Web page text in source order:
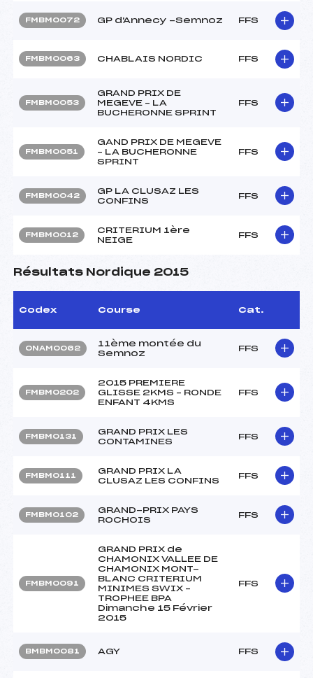
FMBM0072 GP d'Annecy -Semnoz FFS
FMBM0063 CHABLAIS NORDIC FFS
FMBM0053
GRAND PRIX DE
MEGEVE – LA
BUCHERONNE SPRINT
FFS
FMBM0051
GAND PRIX DE MEGEVE
– LA BUCHERONNE
SPRINT
FFS
FMBM0042
GP LA CLUSAZ LES
CONFINS
FFS
FMBM0012
CRITERIUM 1ère
NEIGE
FFS
Résultats Nordique 2015
Codex Course Cat.
ONAM0062
11ème montée du
Semnoz
FFS
FMBM0202
2015 PREMIERE
GLISSE 2KMS – RONDE
ENFANT 4KMS
FFS
FMBM0131
GRAND PRIX LES
CONTAMINES
FFS
FMBM0111
GRAND PRIX LA
CLUSAZ LES CONFINS
FFS
FMBM0102
GRAND-PRIX PAYS
ROCHOIS
FFS
FMBM0091
GRAND PRIX de
CHAMONIX VALLEE DE
CHAMONIX MONT-
BLANC CRITERIUM
MINIMES SWIX –
TROPHEE BPA
Dimanche 15 Février
2015
FFS
BMBM0081 AGY FFS